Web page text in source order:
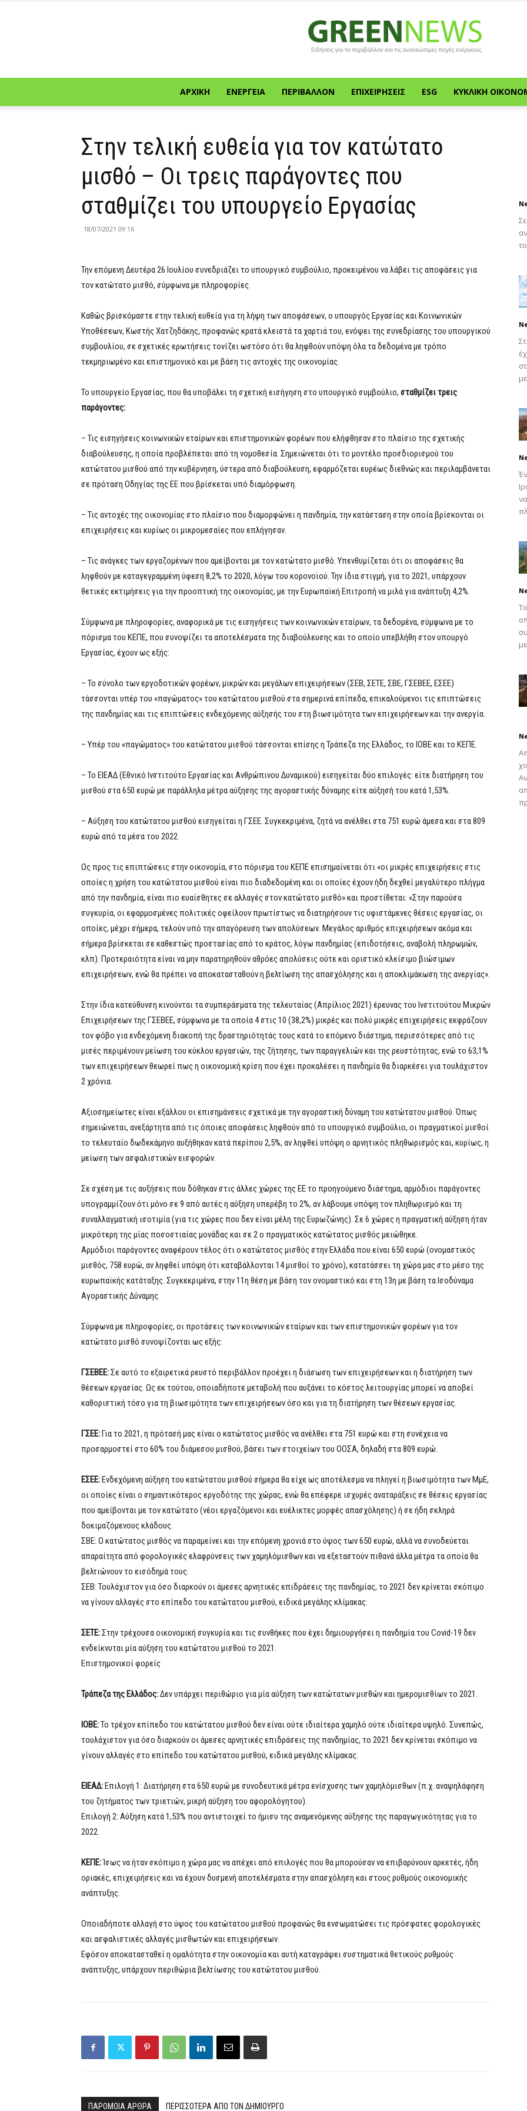
Green
News
ΑΡΧΙΚΉ ΕΝΈΡΓΕΙΑ ΠΕΡΙΒΆΛΛΟΝ ΕΠΙΧΕΙΡΉΣΕΙΣ ESG ΚΥΚΛΙΚΉ
Στην τελική ευθεία για τον κατώτατο
μισθό – Οι τρεις παράγοντες που
σταθμίζει του υπουργείο Εργασίας
18/07/2021 09:16
Την επόμενη Δευτέρα 26 Ιουλίου συνεδριάζει το υπουργικό συμβούλιο, προκειμένου να λάβει τις αποφάσεις για
τον κατώτατο μισθό, σύμφωνα με πληροφορίες.
Καθώς βρισκόμαστε στην τελική ευθεία για τη λήψη των αποφάσεων, ο υπουργός Εργασίας και Κοινωνικών
Υποθέσεων, Κωστής Χατζηδάκης, προφανώς κρατά κλειστά τα χαρτιά του, ενόψει της συνεδρίασης του υπουργικού
συμβουλίου, σε σχετικές ερωτήσεις τονίζει ωστόσο ότι θα ληφθούν υπόψη όλα τα δεδομένα με τρόπο
τεκμηριωμένο και επιστημονικό και με βάση τις αντοχές της οικονομίας.
Το υπουργείο Εργασίας, που θα υποβάλει τη σχετική εισήγηση στο υπουργικό συμβούλιο, σταθμίζει τρεις
παράγοντες:
– Τις εισηγήσεις κοινωνικών εταίρων και επιστημονικών φορέων που ελήφθησαν στο πλαίσιο της σχετικής
διαβούλευσης, η οποία προβλέπεται από τη νομοθεσία. Σημειώνεται ότι το μοντέλο προσδιορισμού του
κατώτατου μισθού από την κυβέρνηση, ύστερα από διαβούλευση, εφαρμόζεται ευρέως διεθνώς και περιλαμβάνεται
σε πρόταση Οδηγίας της ΕΕ που βρίσκεται υπό διαμόρφωση.
– Τις αντοχές της οικονομίας στο πλαίσιο που διαμορφώνει η πανδημία, την κατάσταση στην οποία βρίσκονται οι
επιχειρήσεις και κυρίως οι μικρομεσαίες που επλήγησαν.
– Τις ανάγκες των εργαζομένων που αμείβονται με τον κατώτατο μισθό. Υπενθυμίζεται ότι οι αποφάσεις θα
ληφθούν με καταγεγραμμένη ύφεση 8,2% το 2020, λόγω του κορονοϊού. Την ίδια στιγμή, για το 2021, υπάρχουν
θετικές εκτιμήσεις για την προοπτική της οικονομίας, με την Ευρωπαϊκή Επιτροπή να μιλά για ανάπτυξη 4,2%.
Σύμφωνα με πληροφορίες, αναφορικά με τις εισηγήσεις των κοινωνικών εταίρων, τα δεδομένα, σύμφωνα με το
πόρισμα του ΚΕΠΕ, που συνοψίζει τα αποτελέσματα της διαβούλευσης και το οποίο υπεβλήθη στον υπουργό
Εργασίας, έχουν ως εξής:
– Το σύνολο των εργοδοτικών φορέων, μικρών και μεγάλων επιχειρήσεων (ΣΕΒ, ΣΕΤΕ, ΣΒΕ, ΓΣΕΒΕΕ, ΕΣΕΕ)
τάσσονται υπέρ του «παγώματος» του κατώτατου μισθού στα σημερινά επίπεδα, επικαλούμενοι τις επιπτώσεις
της πανδημίας και τις επιπτώσεις ενδεχόμενης αύξησής του στη βιωσιμότητα των επιχειρήσεων και την ανεργία.
– Υπέρ του «παγώματος» του κατώτατου μισθού τάσσονται επίσης η Τράπεζα της Ελλάδος, το ΙΟΒΕ και το ΚΕΠΕ.
– Το ΕΙΕΑΔ (Εθνικό Ινστιτούτο Εργασίας και Ανθρώπινου Δυναμικού) εισηγείται δύο επιλογές: είτε διατήρηση του
μισθού στα 650 ευρώ με παράλληλα μέτρα αύξησης της αγοραστικής δύναμης είτε αύξησή του κατά 1,53%.
– Αύξηση του κατώτατου μισθού εισηγείται η ΓΣΕΕ. Συγκεκριμένα, ζητά να ανέλθει στα 751 ευρώ άμεσα και στα 809
ευρώ από τα μέσα του 2022.
Ως προς τις επιπτώσεις στην οικονομία, στο πόρισμα του ΚΕΠΕ επισημαίνεται ότι «οι μικρές επιχειρήσεις στις
οποίες η χρήση του κατώτατου μισθού είναι πιο διαδεδομένη και οι οποίες έχουν ήδη δεχθεί μεγαλύτερο πλήγμα
από την πανδημία, είναι πιο ευαίσθητες σε αλλαγές στον κατώτατο μισθό» και προστίθεται: «Στην παρούσα
συγκυρία, οι εφαρμοσμένες πολιτικές οφείλουν πρωτίστως να διατηρήσουν τις υφιστάμενες θέσεις εργασίας, οι
οποίες, μέχρι σήμερα, τελούν υπό την απαγόρευση των απολύσεων. Μεγάλος αριθμός επιχειρήσεων ακόμα και
σήμερα βρίσκεται σε καθεστώς προστασίας από το κράτος, λόγω πανδημίας (επιδοτήσεις, αναβολή πληρωμών,
κλπ). Προτεραιότητα είναι να μην παρατηρηθούν αθρόες απολύσεις ούτε και οριστικό κλείσιμο βιώσιμων
επιχειρήσεων, ενώ θα πρέπει να αποκατασταθούν η βελτίωση της απασχόλησης και η αποκλιμάκωση της ανεργίας».
Στην ίδια κατεύθυνση κινούνται τα συμπεράσματα της τελευταίας (Απρίλιος 2021) έρευνας του Ινστιτούτου Μικρών
Επιχειρήσεων της ΓΣΕΒΕΕ, σύμφωνα με τα οποία 4 στις 10 (38,2%) μικρές και πολύ μικρές επιχειρήσεις εκφράζουν
τον φόβο για ενδεχόμενη διακοπή της δραστηριότητάς τους κατά το επόμενο διάστημα, περισσότερες από τις
μισές περιμένουν μείωση του κύκλου εργασιών, της ζήτησης, των παραγγελιών και της ρευστότητας, ενώ το 63,1%
των επιχειρήσεων θεωρεί πως η οικονομική κρίση που έχει προκαλέσει η πανδημία θα διαρκέσει για τουλάχιστον
2 χρόνια.
Αξιοσημείωτες είναι εξάλλου οι επισημάνσεις σχετικά με την αγοραστική δύναμη του κατώτατου μισθού. Όπως
σημειώνεται, ανεξάρτητα από τις όποιες αποφάσεις ληφθούν από το υπουργικό συμβούλιο, οι πραγματικοί μισθοί
το τελευταίο δωδεκάμηνο αυξήθηκαν κατά περίπου 2,5%, αν ληφθεί υπόψη ο αρνητικός πληθωρισμός και, κυρίως, η
μείωση των ασφαλιστικών εισφορών.
Σε σχέση με τις αυξήσεις που δόθηκαν στις άλλες χώρες της ΕΕ το προηγούμενο διάστημα, αρμόδιοι παράγοντες
υπογραμμίζουν ότι μόνο σε 9 από αυτές η αύξηση υπερέβη το 2%, αν λάβουμε υπόψη τον πληθωρισμό και τη
συναλλαγματική ισοτιμία (για τις χώρες που δεν είναι μέλη της Ευρωζώνης). Σε 6 χώρες η πραγματική αύξηση ήταν
μικρότερη της μίας ποσοστιαίας μονάδας και σε 2 ο πραγματικός κατώτατος μισθός μειώθηκε.
Αρμόδιοι παράγοντες αναφέρουν τέλος ότι ο κατώτατος μισθός στην Ελλάδα που είναι 650 ευρώ (ονομαστικός
μισθός, 758 ευρώ, αν ληφθεί υπόψη ότι καταβάλλονται 14 μισθοί το χρόνο), κατατάσσει τη χώρα μας στο μέσο της
ευρωπαϊκής κατάταξης. Συγκεκριμένα, στην 11η θέση με βάση τον ονομαστικό και στη 13η με βάση τα Ισοδύναμα
Αγοραστικής Δύναμης.
Σύμφωνα με πληροφορίες, οι προτάσεις των κοινωνικών εταίρων και των επιστημονικών φορέων για τον
κατώτατο μισθό συνοψίζονται ως εξής:
ΓΣΕΒΕΕ:Σε αυτό το εξαιρετικά ρευστό περιβάλλον προέχει η διάσωση των επιχειρήσεων και η διατήρηση των
θέσεων εργασίας. Ως εκ τούτου, οποιαδήποτε μεταβολή που αυξάνει το κόστος λειτουργίας μπορεί να αποβεί
καθοριστική τόσο για τη βιωσιμότητα των επιχειρήσεων όσο και για τη διατήρηση των θέσεων εργασίας.
ΓΣΕΕ:Για το 2021, η πρότασή μας είναι ο κατώτατος μισθός να ανέλθει στα 751 ευρώ και στη συνέχεια να
προσαρμοστεί στο 60% του διάμεσου μισθού, βάσει των στοιχείων του ΟΟΣΑ, δηλαδή στα 809 ευρώ.
ΕΣΕΕ:Ενδεχόμενη αύξηση του κατώτατου μισθού σήμερα θα είχε ως αποτέλεσμα να πληγεί η βιωσιμότητα των ΜμΕ,
οι οποίες είναι ο σημαντικότερος εργοδότης της χώρας, ενώ θα επέφερε ισχυρές αναταράξεις σε θέσεις εργασίας
που αμείβονται με τον κατώτατο (νέοι εργαζόμενοι και ευέλικτες μορφές απασχόλησης) ή σε ήδη σκληρά
δοκιμαζόμενους κλάδους.
ΣΒΕ: Ο κατώτατος μισθός να παραμείνει και την επόμενη χρονιά στο ύψος των 650 ευρώ, αλλά να συνοδεύεται
απαραίτητα από φορολογικές ελαφρύνσεις των χαμηλόμισθων και να εξεταστούν πιθανά άλλα μέτρα τα οποία θα
βελτιώνουν το εισόδημά τους.
ΣΕΒ: Τουλάχιστον για όσο διαρκούν οι άμεσες αρνητικές επιδράσεις της πανδημίας, το 2021 δεν κρίνεται σκόπιμο
να γίνουν αλλαγές στο επίπεδο του κατώτατου μισθού, ειδικά μεγάλης κλίμακας.
ΣΕΤΕ:Στην τρέχουσα οικονομική συγκυρία και τις συνθήκες που έχει δημιουργήσει η πανδημία του Covid-19 δεν
ενδείκνυται μία αύξηση του κατώτατου μισθού το 2021.
Επιστημονικοί φορείς
Τράπεζα της Ελλάδος:Δεν υπάρχει περιθώριο για μία αύξηση των κατώτατων μισθών και ημερομισθίων το 2021.
ΙΟΒΕ:Το τρέχον επίπεδο του κατώτατου μισθού δεν είναι ούτε ιδιαίτερα χαμηλό ούτε ιδιαίτερα υψηλό. Συνεπώς,
τουλάχιστον για όσο διαρκούν οι άμεσες αρνητικές επιδράσεις της πανδημίας, το 2021 δεν κρίνεται σκόπιμο να
γίνουν αλλαγές στο επίπεδο του κατώτατου μισθού, ειδικά μεγάλης κλίμακας.
ΕΙΕΑΔ:Επιλογή 1: Διατήρηση στα 650 ευρώ με συνοδευτικά μέτρα ενίσχυσης των χαμηλόμισθων (π.χ. αναψηλάφηση
του ζητήματος των τριετιών, μικρή αύξηση του αφορολόγητου).
Επιλογή 2: Αύξηση κατά 1,53% που αντιστοιχεί το ήμισυ της αναμενόμενης αύξησης της παραγωγικότητας για το
2022.
ΚΕΠΕ:Ίσως να ήταν σκόπιμο η χώρα μας να απέχει από επιλογές που θα μπορούσαν να επιβαρύνουν αρκετές, ήδη
οριακές, επιχειρήσεις και να έχουν δυσμενή αποτελέσματα στην απασχόληση και στους ρυθμούς οικονομικής
ανάπτυξης.
Οποιαδήποτε αλλαγή στο ύψος του κατώτατου μισθού προφανώς θα ενσωματώσει τις πρόσφατες φορολογικές
και ασφαλιστικές αλλαγές μισθωτών και επιχειρήσεων.
Εφόσον αποκατασταθεί η ομαλότητα στην οικονομία και αυτή καταγράψει συστηματικά θετικούς ρυθμούς
ανάπτυξης, υπάρχουν περιθώρια βελτίωσης του κατώτατου μισθού.
ΠΑΡΟΜΟΙΑ ΑΡΘΡΑ ΠΕΡΙΣΣΟΤΕΡΑ ΑΠΟ ΤΟΝ ΔΗΜΙΟΥΡΓΟ